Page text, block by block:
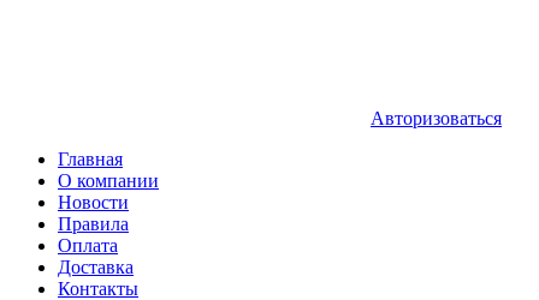
Авторизоваться
Главная
О компании
Новости
Правила
Оплата
Доставка
Контакты